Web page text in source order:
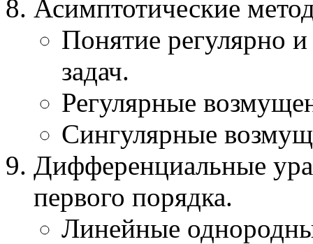
Асимптотические
Понятие регулярно
задач.
Регулярные
Сингулярные
Дифференциальные
первого порядка.
Линейные